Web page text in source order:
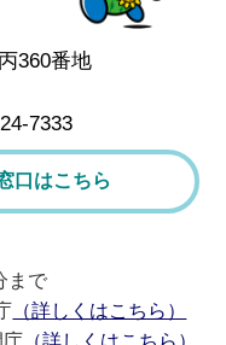
360番地
7333
口はこちら
まで
（詳しくはこちら）
庁 （詳しくはこちら）